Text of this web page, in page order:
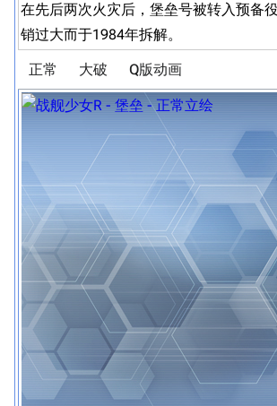
在先后两次火灾后，堡垒号被转入预备
销过大而于1984年拆解。
正常 大破 Q版动画